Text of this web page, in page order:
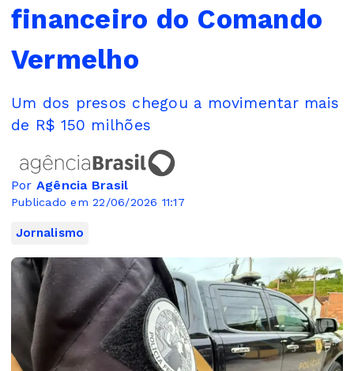
financeiro do Comando
Vermelho
Um dos presos chegou a movimentar mais
de R$ 150 milhões
Por Agência Brasil
Publicado em 22/06/2026 11:17
Jornalismo